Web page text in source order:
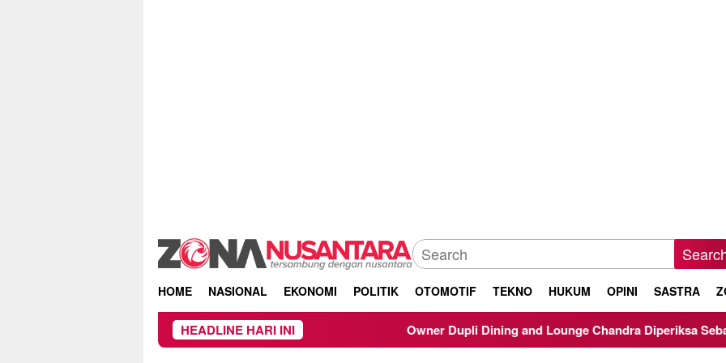
HOME NASIONAL EKONOMI POLITIK OTOMOTIF TEKNO HUKUM OPINI SASTRA
HEADLINE HARI INI Owner Dupli Dining and Lounge Chandra Diperiksa Sebagai Saksi